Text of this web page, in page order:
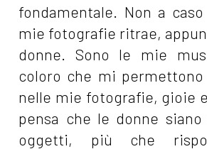
fondamentale. Non a
mie fotografie ritrae,
donne. Sono le mie
coloro che mi
nelle mie fotografie, gioie
pensa che le donne
oggetti, più che